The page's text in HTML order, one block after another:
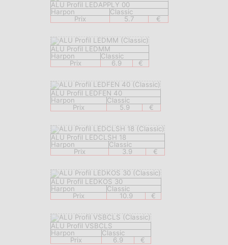
ALU Profil LEDAPPLY 00
Harpon
Classic
Prix
5.7 €
ALU Profil LEDMM
Harpon
Classic
Prix
6.9 €
ALU Profil LEDFEN 40
Harpon
Classic
Prix
5.9 €
ALU Profil LEDCLSH 18
Harpon
Classic
Prix
3.9 €
ALU Profil LEDKOS 30
Harpon
Classic
Prix
10.9 €
ALU Profil VSBCLS
Harpon
Classic
Prix
6.9 €